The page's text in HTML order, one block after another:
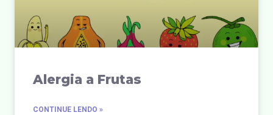
Alergia a Frutas
CONTINUE LENDO »